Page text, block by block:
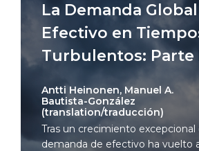
La Demanda
Efectivo en
Turbulentos: Parte
Antti Heinonen, Manuel A.
Bautista-González
(translation/traducción)
Tras un crecimiento excepcional
demanda de efectivo ha vuelto